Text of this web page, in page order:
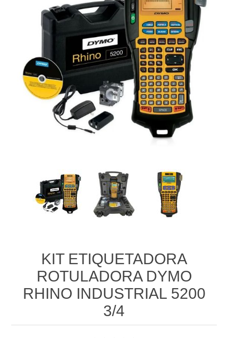
KIT ETIQUETADORA
ROTULADORA DYMO
RHINO INDUSTRIAL 5200
3/4